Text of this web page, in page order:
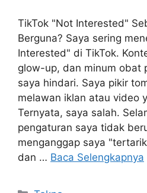
TikTok "Not Interested"
Berguna? Saya sering
Interested" di TikTok.
glow-up, dan minum obat
saya hindari. Saya pikir
melawan iklan atau video
Ternyata, saya salah.
pengaturan saya tidak
menganggap saya
dan … Baca Selengkapnya